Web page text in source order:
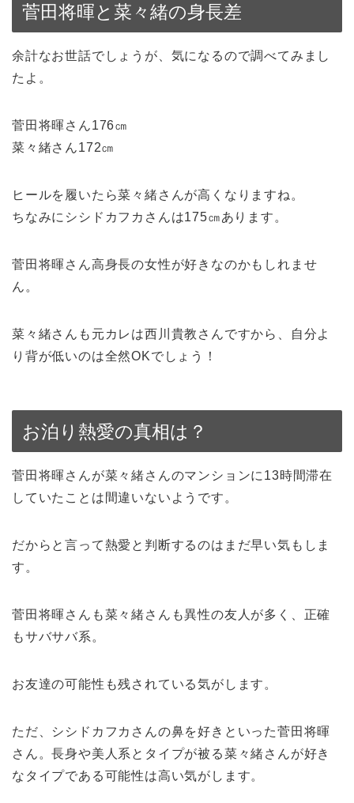
菅田将暉と菜々緒の身長差
余計なお世話でしょうが、気になるので調べてみまし
たよ。
菅田将暉さん176㎝
菜々緒さん172㎝
ヒールを履いたら菜々緒さんが高くなりますね。
ちなみにシシドカフカさんは175㎝あります。
菅田将暉さん高身長の女性が好きなのかもしれませ
ん。
菜々緒さんも元カレは西川貴教さんですから、自分よ
り背が低いのは全然OKでしょう！
お泊り熱愛の真相は？
菅田将暉さんが菜々緒さんのマンションに13時間滞在
していたことは間違いないようです。
だからと言って熱愛と判断するのはまだ早い気もしま
す。
菅田将暉さんも菜々緒さんも異性の友人が多く、正確
もサバサバ系。
お友達の可能性も残されている気がします。
ただ、シシドカフカさんの鼻を好きといった菅田将暉
さん。長身や美人系とタイプが被る菜々緒さんが好き
なタイプである可能性は高い気がします。